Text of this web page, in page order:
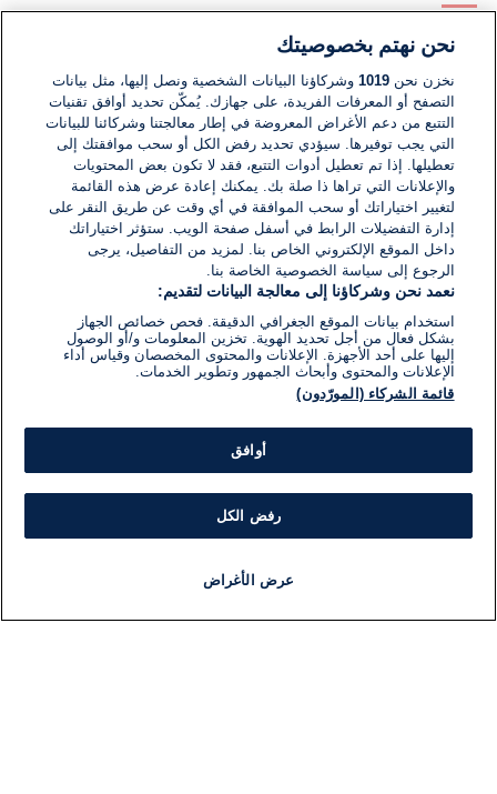
لا توجد تعليقات مكتوبة حتى الآن. كن الأول!
اكتب تعليقًا جديدًا ...
نحن نهتم بخصوصيتك
نخزن نحن1019 وشركاؤنا البيانات الشخصية ونصل إليها، مثل بيانات
التصفح أو المعرفات الفريدة، على جهازك. يُمكّن تحديد أوافق تقنيات
التتبع من دعم الأغراض المعروضة في إطار معالجتنا وشركائنا للبيانات
التي يجب توفيرها. سيؤدي تحديد رفض الكل أو سحب موافقتك إلى
تعطيلها. إذا تم تعطيل أدوات التتبع، فقد لا تكون بعض المحتويات
والإعلانات التي تراها ذا صلة بك. يمكنك إعادة عرض هذه القائمة
لتغيير اختياراتك أو سحب الموافقة في أي وقت عن طريق النقر على
إدارة التفضيلات الرابط في أسفل صفحة الويب. ستؤثر اختياراتك
داخل الموقع الإلكتروني الخاص بنا. لمزيد من التفاصيل، يرجى
الرجوع إلى سياسة الخصوصية الخاصة بنا.
نعمد نحن وشركاؤنا إلى معالجة البيانات لتقديم:
استخدام بيانات الموقع الجغرافي الدقيقة. فحص خصائص الجهاز
بشكل فعال من أجل تحديد الهوية. تخزين المعلومات و/أو الوصول
إليها على أحد الأجهزة. الإعلانات والمحتوى المخصصان وقياس أداء
الإعلانات والمحتوى وأبحاث الجمهور وتطوير الخدمات.
قائمة الشركاء (المورّدون)
أوافق
رفض الكل
عرض الأغراض